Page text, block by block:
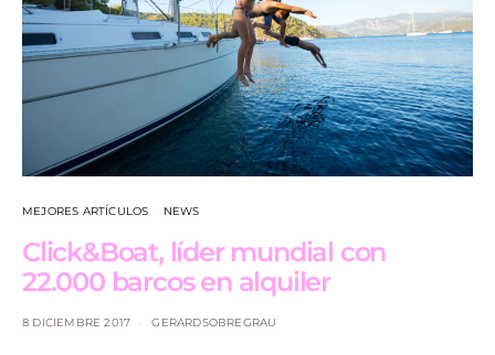
MEJORES ARTÍCULOS NEWS
Click&Boat, líder mundial con
22.000 barcos en alquiler
8 DICIEMBRE 2017 GERARDSOBREGRAU